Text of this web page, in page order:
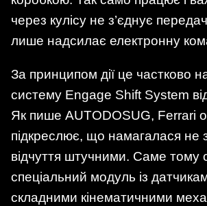
через кулісу не з’єднує
лише надсилає електронну
За принципом дії це частково
систему Engage Shift System
Як пише AUTODOSUG, Ferrari
підкреслює, що намагалася не
відчуття штучними. Саме тому
спеціальний модуль із
складними кінематичними